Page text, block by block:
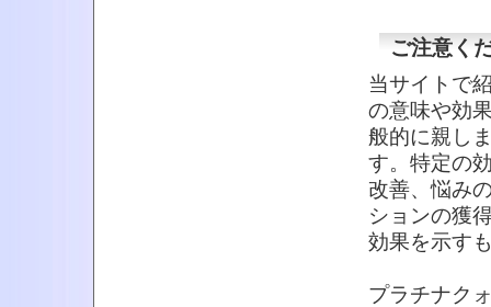
ご注意く
当サイトで
の意味や効
般的に親し
す。特定の
改善、悩み
ションの獲
効果を示す
プラチナク